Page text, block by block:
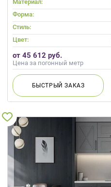
Материал:
Форма:
Стиль:
Цвет:
от 45 612 руб.
Цена за погонный метр
БЫСТРЫЙЗАКАЗ